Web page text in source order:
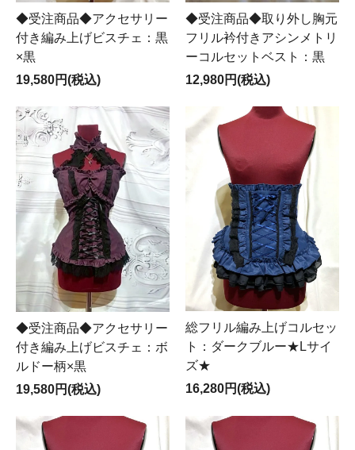
◆受注商品◆アクセサリー
付き編み上げビスチェ：黒
×黒
19,580円(税込)
◆受注商品◆取り外し胸元
フリル衿付きアシンメトリ
ーコルセットベスト：黒
12,980円(税込)
◆受注商品◆アクセサリー
付き編み上げビスチェ：ボ
ルドー柄×黒
19,580円(税込)
総フリル編み上げコルセッ
ト：ダークブルー★Lサイ
ズ★
16,280円(税込)